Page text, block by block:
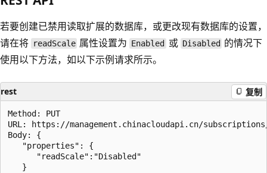
若要创建已禁用读取扩展的数据库，或更改现有数据库的设置，
请在将 readScale 属性设置为 Enabled 或 Disabled 的情况下
使用以下方法，如以下示例请求所示。
rest 复制
Method: PUT
URL: https://management.chinacloudapi.cn/
Body: {
   "properties": {
      "readScale":"Disabled"
   }